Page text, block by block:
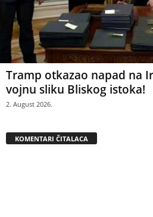
Tramp otkazao napad na
vojnu sliku Bliskog istoka!
2. August 2026.
KOMENTARI ČITALACA